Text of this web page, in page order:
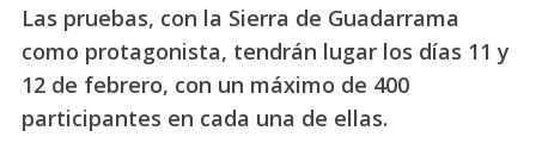
Las pruebas, con la Sierra de Guadarrama
como protagonista, tendrán lugar los días 11 y
12 de febrero, con un máximo de 400
participantes en cada una de ellas.